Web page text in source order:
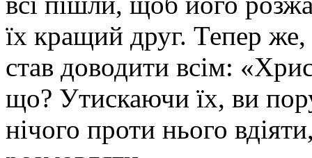
їх кращий друг. Тепер же,
став доводити всім:
що? Утискаючи їх, ви
нічого проти нього